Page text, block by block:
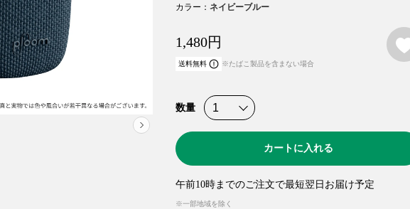
NEXT
カラー
1,480円
送料無料 ※たばこ製品を含まない場合
午前10時までのご注文で最短翌日お届け予定
※一部地域を除く
数量
カートに入れる